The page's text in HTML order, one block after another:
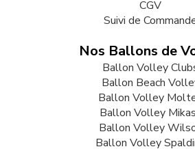
CGV
Suivi de
Nos Ballons de
Ballon Volley
Ballon Beach
Ballon Volley
Ballon Volley
Ballon Volley
Ballon Volley